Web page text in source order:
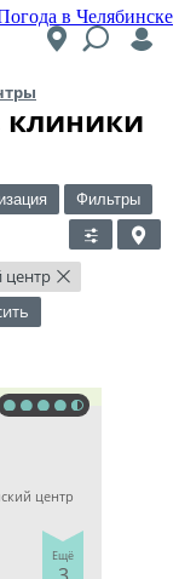
в Челябинске
Фильтры
центр ×
центр
Ещё